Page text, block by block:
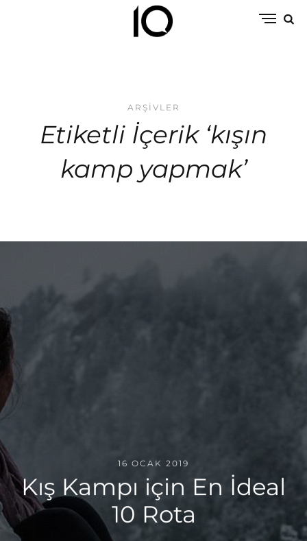
ARŞIVLER
Etiketli İçerik ‘kışın
kamp yapmak’
16 OCAK 2019
Kış Kampı için En İdeal
10 Rota